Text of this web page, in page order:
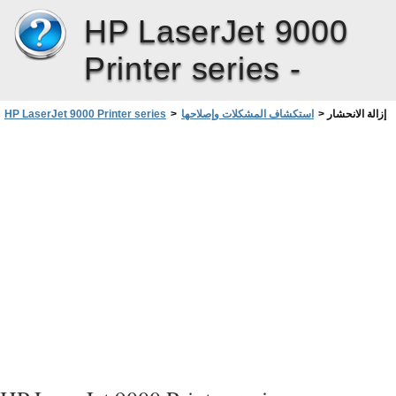
HP LaserJet 9000
Printer series -
HP LaserJet 9000 Printer series > استكشاف المشكلات وإصلاحها > إزالة الانحشار